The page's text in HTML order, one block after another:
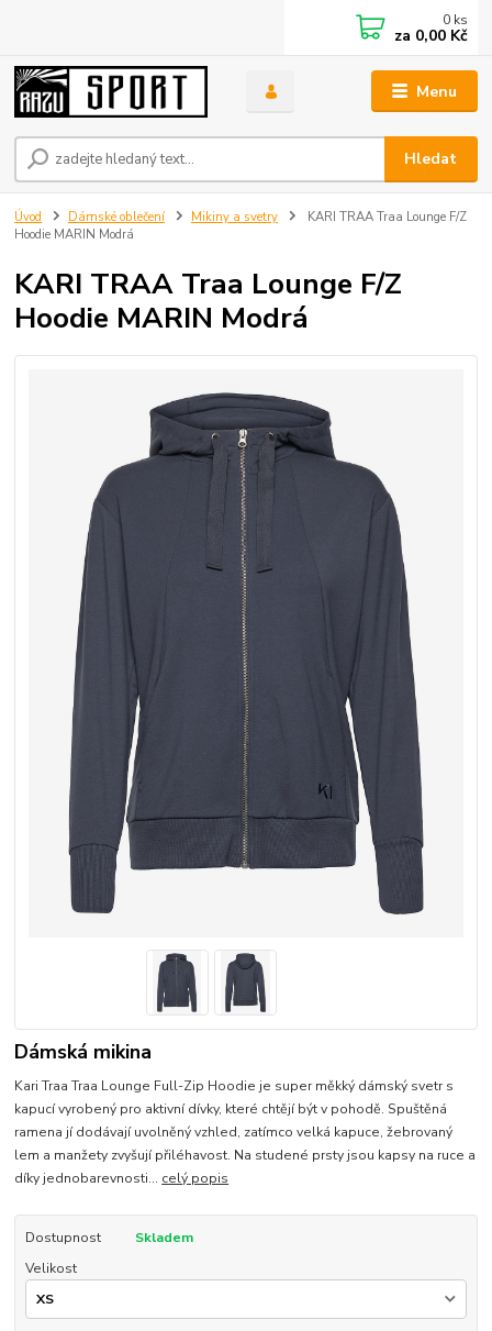
Menu
Hledat
0 ks
za 0,00 Kč
Úvod Dámské oblečení Mikiny a svetry
KARI TRAA Traa Lounge F/Z
Hoodie MARIN Modrá
KARI TRAA Traa Lounge F/Z
Hoodie MARIN Modrá
Dámská mikina
Kari Traa Traa Lounge Full-Zip Hoodie je super měkký dámský svetr s
kapucí vyrobený pro aktivní dívky, které chtějí být v pohodě. Spuštěná
ramena jí dodávají uvolněný vzhled, zatímco velká kapuce, žebrovaný
lem a manžety zvyšují přiléhavost. Na studené prsty jsou kapsy na ruce a
díky jednobarevnosti... celý popis
Dostupnost
Skladem
Velikost